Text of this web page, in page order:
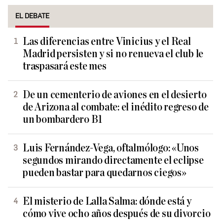
EL DEBATE
Las diferencias entre Vinicius y el Real
Madrid persisten y si no renueva el club le
traspasará este mes
De un cementerio de aviones en el desierto
de Arizona al combate: el inédito regreso de
un bombardero B1
Luis Fernández-Vega, oftalmólogo: «Unos
segundos mirando directamente el eclipse
pueden bastar para quedarnos ciegos»
El misterio de Lalla Salma: dónde está y
cómo vive ocho años después de su divorcio